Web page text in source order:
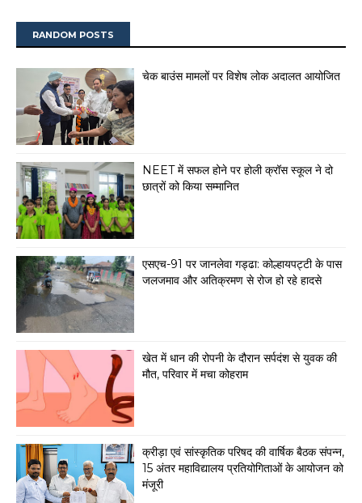
RANDOM POSTS
चेक बाउंस मामलों पर विशेष लोक अदालत आयोजित
NEET में सफल होने पर होली क्रॉस स्कूल ने दो
छात्रों को किया सम्मानित
एसएच-91 पर जानलेवा गड्ढा: कोल्हायपट्टी के पास
जलजमाव और अतिक्रमण से रोज हो रहे हादसे
खेत में धान की रोपनी के दौरान सर्पदंश से युवक की
मौत, परिवार में मचा कोहराम
क्रीड़ा एवं सांस्कृतिक परिषद की वार्षिक बैठक संपन्न,
15 अंतर महाविद्यालय प्रतियोगिताओं के आयोजन को
मंजूरी